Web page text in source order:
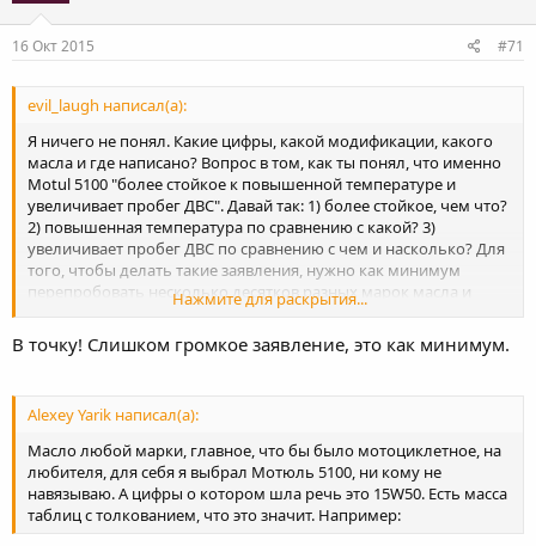
16 Окт 2015 #71
evil_laugh написал(а):
Я ничего не понял. Какие цифры, какой модификации, какого
масла и где написано? Вопрос в том, как ты понял, что именно
Motul 5100 "более стойкое к повышенной температуре и
увеличивает пробег ДВС". Давай так: 1) более стойкое, чем что?
2) повышенная температура по сравнению с какой? 3)
увеличивает пробег ДВС по сравнению с чем и насколько? Для
того, чтобы делать такие заявления, нужно как минимум
перепробовать несколько десятков разных марок масла и
искатать на них несколько моторов, чтобы делать выводы, как
то или иное масло влияет на мотор. Лично я для себя сделал
следующий вывод: для YBR-125 лучше всего подходит масло
критична.
Нажмите для раскрытия...
В точку! Слишком громкое заявление, это как минимум.
Alexey Yarik написал(а):
Масло любой марки, главное, что бы было мотоциклетное, на
любителя, для себя я выбрал Мотюль 5100, ни кому не
навязываю. А цифры о котором шла речь это 15W50. Есть масса
таблиц с толкованием, что это значит. Например: